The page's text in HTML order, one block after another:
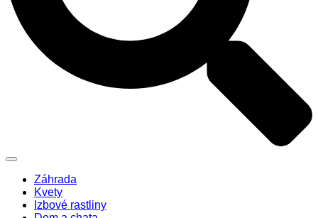
Záhrada
Kvety
Izbové rastliny